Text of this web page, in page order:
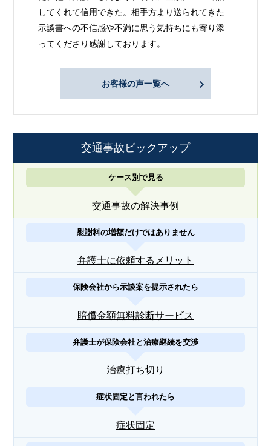
してくれて信用できた。相手方より送られてきた
示談書への不信感や不満に思う気持ちにも寄り添
ってくださり感謝しております。
お客様の声一覧へ
交通事故ピックアップ
ケース別で見る
交通事故の解決事例
慰謝料の増額だけではありません
弁護士に依頼するメリット
保険会社から示談案を提示されたら
賠償金額無料診断サービス
弁護士が保険会社と治療継続を交渉
治療打ち切り
症状固定と言われたら
症状固定